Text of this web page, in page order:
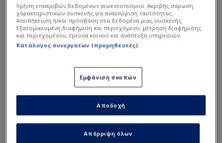
62'
62'
Αλλαγή εντός
Soufiane Rahimi
Didier Deschamps
Αναπληρωματικοί
71'
12
22
Στατιστικά Διοργάνωσης
FIFA World Cup
Σεζόν 2026
Group
Group
D
Group
E
1 MEX 3 3 0 0 +6 9
Χρήση επακριβών δεδομένων γεωεντοπισμού. Ακριβής σάρωση
χαρακτηριστικών συσκευής για αναγνώριση ταυτότητας.
Αποθήκευση ή/και πρόσβαση στα δεδομένα μιας συσκευής.
Εξατομικευμένη διαφήμιση και περιεχόμενο, μέτρηση διαφήμισης
και περιεχομένου, έρευνα κοινού και ανάπτυξη υπηρεσιών.
Κατάλογος συνεργατών (προμηθευτές)
Εμφάνιση σκοπών
Απόρριψη όλων
Αποδοχή